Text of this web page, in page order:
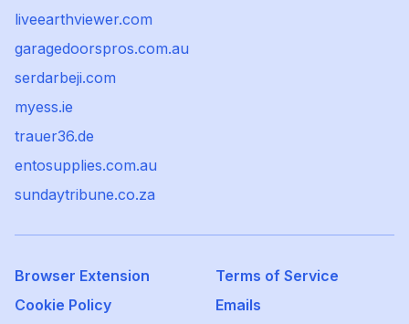
liveearthviewer.com
garagedoorspros.com.au
serdarbeji.com
myess.ie
trauer36.de
entosupplies.com.au
sundaytribune.co.za
Browser Extension
Terms of Service
Cookie Policy
Emails